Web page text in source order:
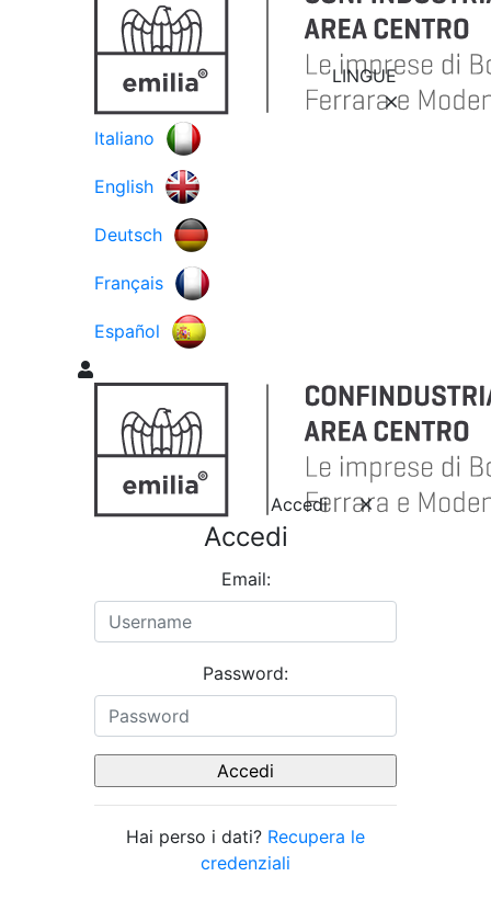
LINGUE
Italiano
English
Deutsch
Français
Español
Accedi
Accedi
Email:
Password:
Hai perso i dati? Recupera le
credenziali